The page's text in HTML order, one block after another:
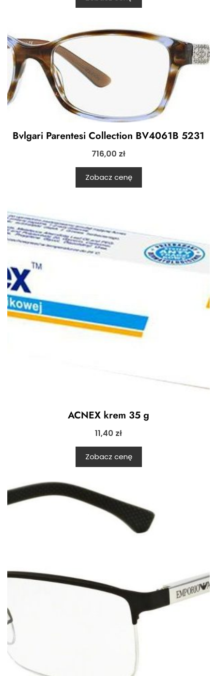
Bvlgari Parentesi Collection BV4061B 5231
716,00 zł
Zobacz cenę
ACNEX krem 35 g
11,40 zł
Zobacz cenę